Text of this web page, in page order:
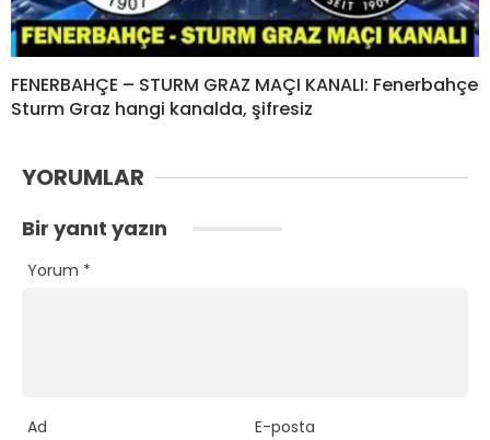
FENERBAHÇE – STURM GRAZ MAÇI KANALI: Fenerbahçe
Sturm Graz hangi kanalda, şifresiz
YORUMLAR
Bir yanıt yazın
Yorum *
Ad E-posta